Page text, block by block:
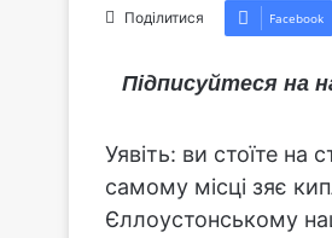
Поділитися Facebook
Підписуйтеся на
Уявіть: ви стоїте на
самому місці зяє
Єллоустонському